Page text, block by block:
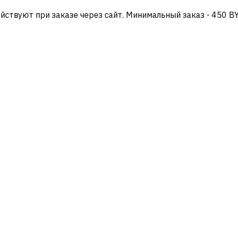
при заказе через сайт. Минимальный заказ - 450